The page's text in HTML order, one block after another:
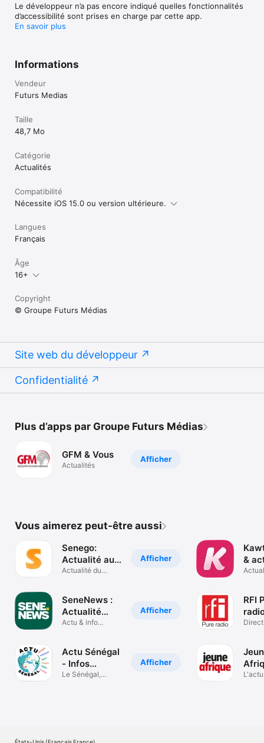
Le développeur n’a pas encore indiqué quelles fonctionnalités
d’accessibilité sont prises en charge par cette app.
En savoir plus
Informations
Vendeur
Futurs Medias
Taille
48,7 Mo
Catégorie
Actualités
Compatibilité
Nécessite iOS 15.0 ou version ultérieure.
Langues
Français
Âge
16+
Copyright
© Groupe Futurs Médias
Site web du développeur
Confidentialité
Plus d’apps par Groupe Futurs Médias
Afficher
GFM & Vous
Actualités
Vous aimerez peut-être aussi
Afficher
Senego:
Actualité au
Sénégal
Actualité du
Afficher
SeneNews :
Actualité
Sénégal
Actu & info
Afficher
Actu Sénégal
- Infos
complètes
Le Sénégal,
&
RFI